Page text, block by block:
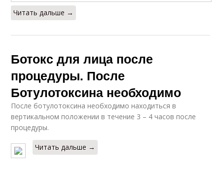
Читать дальше →
Ботокс для лица после
процедуры. После
Ботулотоксина необходимо
После ботулотоксина необходимо находиться в
вертикальном положении в течение 3 – 4 часов после
процедуры.
Читать дальше →